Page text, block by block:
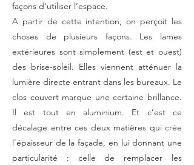
façons d’utiliser l’espace.
A partir de cette intention, on perçoit les
choses de plusieurs façons. Les lames
extérieures sont simplement (est et ouest)
des brise-soleil. Elles viennent atténuer la
lumière directe entrant dans les bureaux. Le
clos couvert marque une certaine brillance.
Il est tout en aluminium. Et c’est ce
décalage entre ces deux matières qui crée
l’épaisseur de la façade, en lui donnant une
particularité : celle de remplacer les